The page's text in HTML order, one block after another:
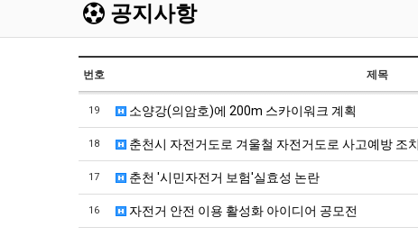
공지사항
번호 제목
19 소양강(의암호)에 200m 스카이워크 계획
18 춘천시 자전거도로 겨울철 자전거도로 사고예방 조치
17 춘천 '시민자전거 보험'실효성 논란
16 자전거 안전 이용 활성화 아이디어 공모전